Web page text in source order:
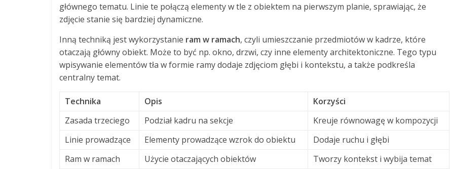
głównego tematu. Linie te połączą elementy w tle z obiektem na pierwszym planie, sprawiając, że
zdjęcie stanie się bardziej dynamiczne.
Inną techniką jest wykorzystanie ram w ramach, czyli umieszczanie przedmiotów w kadrze, które
otaczają główny obiekt. Może to być np. okno, drzwi, czy inne elementy architektoniczne. Tego typu
wpisywanie elementów tła w formie ramy dodaje zdjęciom głębi i kontekstu, a także podkreśla
centralny temat.
Technika Opis
Korzyści
Zasada trzeciego
Podział kadru na sekcje
Kreuje równowagę w kompozycji
Linie prowadzące
Elementy prowadzące wzrok do obiektu
Dodaje ruchu i głębi
Ram w ramach
Użycie otaczających obiektów Tworzy kontekst i wybija temat